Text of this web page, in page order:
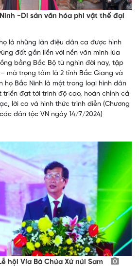
-Di sản văn hóa phi vật thể đại
họ là những làn điệu dân ca được hình
đất gắn liền với nền văn minh lúa
bằng Bắc Bộ từ nghìn đời nay, tập
mà trọng tâm là 2 tỉnh Bắc Giang và
họ Bắc Ninh là một trong loại hình dân
đạt tới trình độ cao, hoàn chỉnh cả
lời ca và hình thức trình diễn (Chương
dân tộc VN ngày 14/7/2024)
hội Vía Bà Chúa Xứ núi Sam